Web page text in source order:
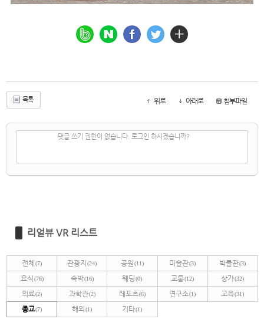
목록 위로 아래로 첨부파일
댓글 쓰기 권한이 없습니다. 로그인 하시겠습니까?
리얼뷰 VR 리스트
전체(7) 관광지 (24) 공원(11) 미술관(3) 박물관(3)
요식(76) 숙박(16) 웨딩 (0) 교통(12) 상가(32)
의료(2) 과학관(2) 레포츠(6) 연구소(1) 교육(31)
종교(7) 해외 (1) 기타(1)